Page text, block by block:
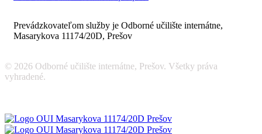
Prevádzkovateľom služby je Odborné učilište internátne,
Masarykova 11174/20D, Prešov
© 2026 Odborné učilište internátne, Prešov. Všetky práva
vyhradené.